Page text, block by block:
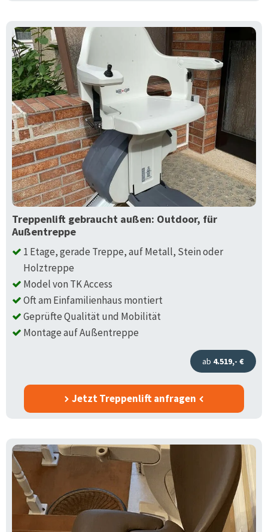
Treppenlift gebraucht außen: Outdoor, für
Außentreppe
1 Etage, gerade Treppe, auf Metall, Stein oder
Holztreppe
Model von TK Access
Oft am Einfamilienhaus montiert
Geprüfte Qualität und Mobilität
Montage auf Außentreppe
ab 4.519,- €
Jetzt Treppenlift anfragen